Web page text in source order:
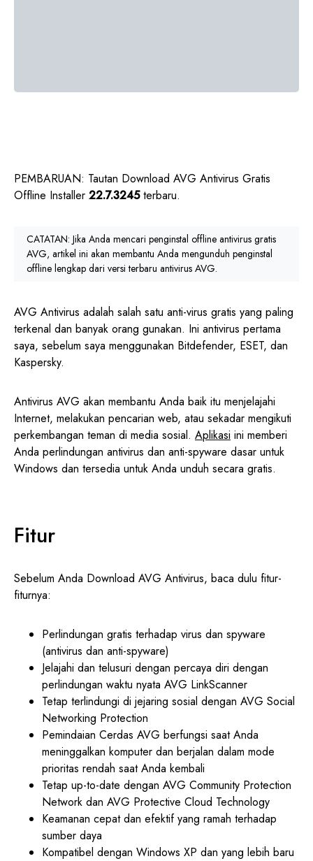
PEMBARUAN: Tautan Download AVG Antivirus Gratis
Offline Installer 22.7.3245terbaru.
CATATAN: Jika Anda mencari penginstal offline antivirus gratis
AVG, artikel ini akan membantu Anda mengunduh penginstal
offline lengkap dari versi terbaru antivirus AVG.
AVG Antivirus adalah salah satu anti-virus gratis yang paling
terkenal dan banyak orang gunakan. Ini antivirus pertama
saya, sebelum saya menggunakan Bitdefender, ESET, dan
Kaspersky.
Antivirus AVG akan membantu Anda baik itu menjelajahi
Internet, melakukan pencarian web, atau sekadar mengikuti
perkembangan teman di media sosial. Aplikasi ini memberi
Anda perlindungan antivirus dan anti-spyware dasar untuk
Windows dan tersedia untuk Anda unduh secara gratis.
Fitur
Sebelum Anda Download AVG Antivirus, baca dulu fitur-
fiturnya:
Perlindungan gratis terhadap virus dan spyware
(antivirus dan anti-spyware)
Jelajahi dan telusuri dengan percaya diri dengan
perlindungan waktu nyata AVG LinkScanner
Tetap terlindungi di jejaring sosial dengan AVG Social
Networking Protection
Pemindaian Cerdas AVG berfungsi saat Anda
meninggalkan komputer dan berjalan dalam mode
prioritas rendah saat Anda kembali
Tetap up-to-date dengan AVG Community Protection
Network dan AVG Protective Cloud Technology
Keamanan cepat dan efektif yang ramah terhadap
sumber daya
Kompatibel dengan Windows XP dan yang lebih baru